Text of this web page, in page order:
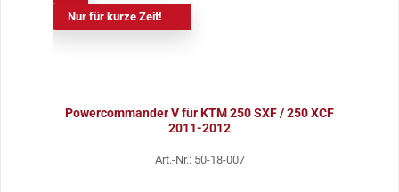
Nur für kurze Zeit!
Powercommander V für KTM 250 SXF / 250 XCF
2011-2012
Art.-Nr.: 50-18-007